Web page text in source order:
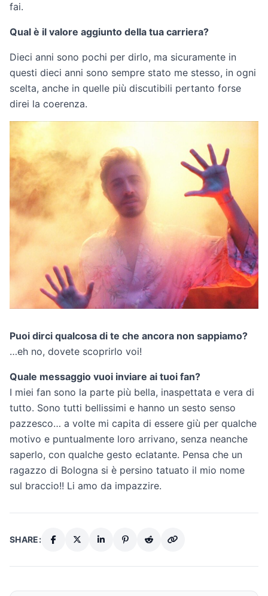
fai.
Qual è il valore aggiunto della tua carriera?
Dieci anni sono pochi per dirlo, ma sicuramente in
questi dieci anni sono sempre stato me stesso, in ogni
scelta, anche in quelle più discutibili pertanto forse
direi la coerenza.
Puoi dirci qualcosa di te che ancora non sappiamo?
…eh no, dovete scoprirlo voi!
Quale messaggio vuoi inviare ai tuoi fan?
I miei fan sono la parte più bella, inaspettata e vera di
tutto. Sono tutti bellissimi e hanno un sesto senso
pazzesco… a volte mi capita di essere giù per qualche
motivo e puntualmente loro arrivano, senza neanche
saperlo, con qualche gesto eclatante. Pensa che un
ragazzo di Bologna si è persino tatuato il mio nome
sul braccio!! Li amo da impazzire.
SHARE: